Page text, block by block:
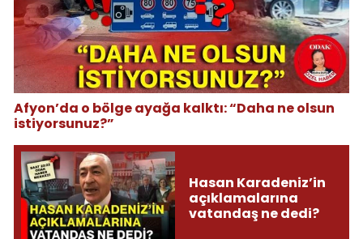
Afyon’da o bölge ayağa kalktı: “Daha ne olsun
istiyorsunuz?”
Hasan Karadeniz’in
açıklamalarına
vatandaş ne dedi?